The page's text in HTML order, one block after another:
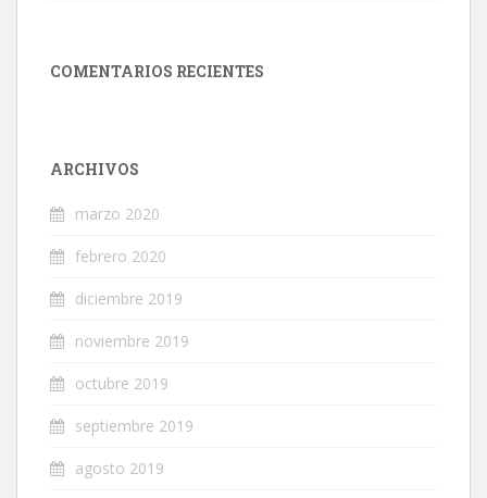
COMENTARIOS RECIENTES
ARCHIVOS
marzo 2020
febrero 2020
diciembre 2019
noviembre 2019
octubre 2019
septiembre 2019
agosto 2019